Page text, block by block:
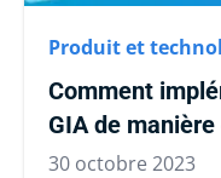
Produit et
Comment
GIA de
30 octobre 2023